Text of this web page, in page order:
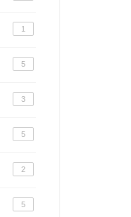
1
5
3
5
2
5